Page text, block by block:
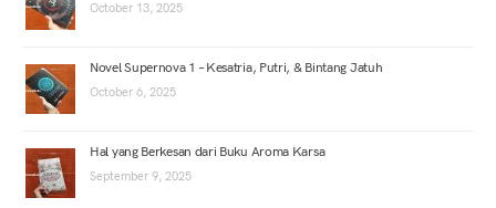
October 13, 2025
Novel Supernova 1 – Kesatria, Putri, & Bintang Jatuh
October 6, 2025
Hal yang Berkesan dari Buku Aroma Karsa
September 9, 2025